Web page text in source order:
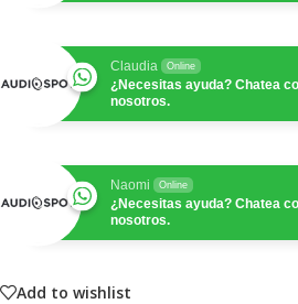
Claudia Online
¿Necesitas ayuda? Chatea
nosotros.
Naomi Online
¿Necesitas ayuda? Chatea
nosotros.
Add to wishlist